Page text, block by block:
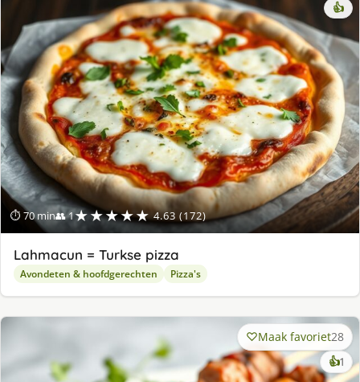
⏱ 70 min👥 1★★★★★ 4.63 (172)
👍
Lahmacun = Turkse pizza
Avondeten & hoofdgerechten Pizza's
Maak favoriet28
👍1